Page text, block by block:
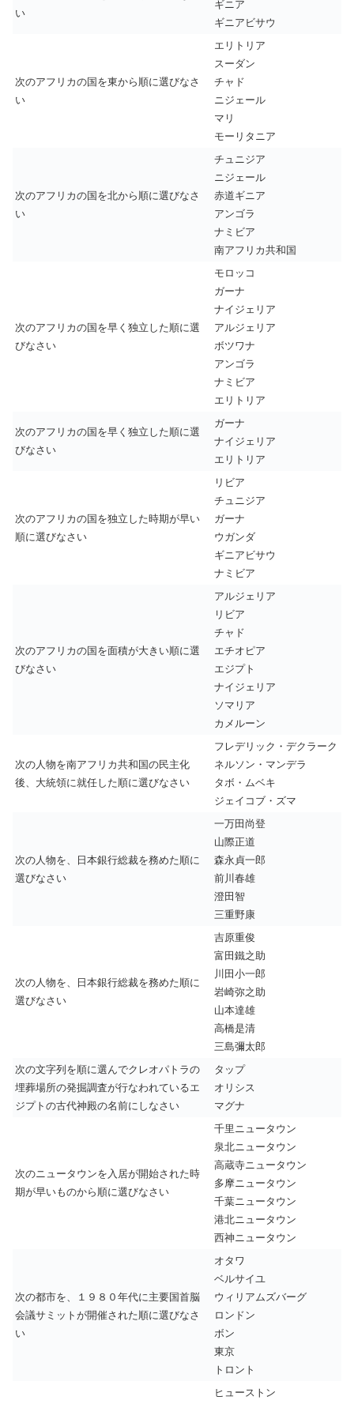
い
ギニア
ギニアビサウ
次のアフリカの国を東から順に選びなさ
い
エリトリア
スーダン
チャド
ニジェール
マリ
モーリタニア
次のアフリカの国を北から順に選びなさ
い
チュニジア
ニジェール
赤道ギニア
アンゴラ
ナミビア
南アフリカ共和国
次のアフリカの国を早く独立した順に選
びなさい
モロッコ
ガーナ
ナイジェリア
アルジェリア
ボツワナ
アンゴラ
ナミビア
エリトリア
次のアフリカの国を早く独立した順に選
びなさい
ガーナ
ナイジェリア
エリトリア
次のアフリカの国を独立した時期が早い
順に選びなさい
リビア
チュニジア
ガーナ
ウガンダ
ギニアビサウ
ナミビア
次のアフリカの国を面積が大きい順に選
びなさい
アルジェリア
リビア
チャド
エチオピア
エジプト
ナイジェリア
ソマリア
カメルーン
次の人物を南アフリカ共和国の民主化
後、大統領に就任した順に選びなさい
フレデリック・デクラーク
ネルソン・マンデラ
タボ・ムベキ
ジェイコブ・ズマ
次の人物を、日本銀行総裁を務めた順に
選びなさい
一万田尚登
山際正道
森永貞一郎
前川春雄
澄田智
三重野康
次の人物を、日本銀行総裁を務めた順に
選びなさい
吉原重俊
富田鐵之助
川田小一郎
岩崎弥之助
山本達雄
高橋是清
三島彌太郎
次の文字列を順に選んでクレオパトラの
埋葬場所の発掘調査が行なわれているエ
ジプトの古代神殿の名前にしなさい
タップ
オリシス
マグナ
次のニュータウンを入居が開始された時
期が早いものから順に選びなさい
千里ニュータウン
泉北ニュータウン
高蔵寺ニュータウン
多摩ニュータウン
千葉ニュータウン
港北ニュータウン
西神ニュータウン
次の都市を、１９８０年代に主要国首脳
会議サミットが開催された順に選びなさ
い
オタワ
ベルサイユ
ウィリアムズバーグ
ロンドン
ボン
東京
トロント
ヒューストン